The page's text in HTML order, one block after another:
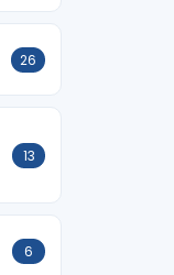
26
13
6